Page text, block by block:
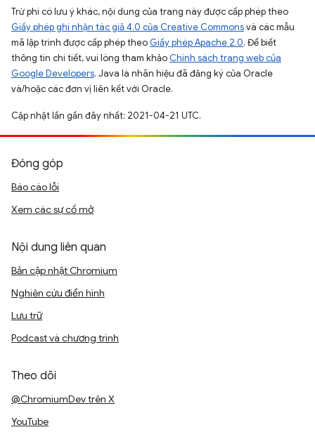
Trừ phi có lưu ý khác, nội dung của trang này được cấp phép theo
Giấy phép ghi nhận tác giả 4.0 của Creative Commonsvà các mẫu
mã lập trình được cấp phép theo Giấy phép Apache 2.0. Để biết
thông tin chi tiết, vui lòng tham khảo Chính sách trang web của
Google Developers. Java là nhãn hiệu đã đăng ký của Oracle
và/hoặc các đơn vị liên kết với Oracle.
Cập nhật lần gần đây nhất: 2021-04-21 UTC.
Đóng góp
Báo cáo lỗi
Xem các sự cố mở
Nội dung liên quan
Bản cập nhật Chromium
Nghiên cứu điển hình
Lưu trữ
Podcast và chương trình
Theo dõi
@ChromiumDev trên X
YouTube